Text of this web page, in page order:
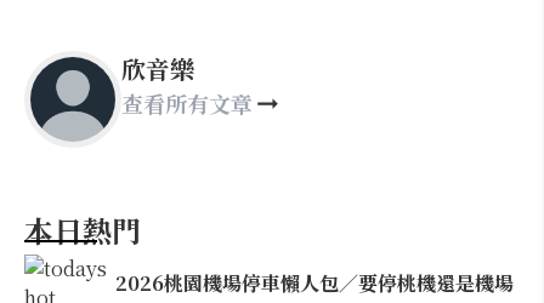
欣音樂
查看所有文章
本日熱門
2026桃園機場停車懶人包／要停桃機還是機場